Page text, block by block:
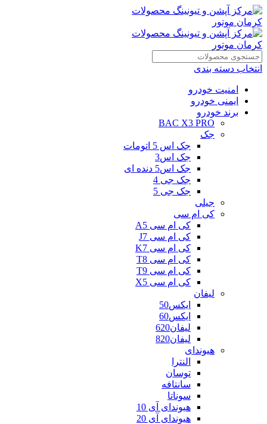
انتخاب دسته بندی
امنیت خودرو
ایمنی خودرو
برند خودرو
BAC X3 PRO
جک
جک اس 5 اتومات
جک اس3
جک اس5 دنده ای
جک جی 4
جک جی 5
جیلی
کی ام سی
کی ام سی A5
کی ام سی J7
کی ام سی K7
کی ام سی T8
کی ام سی T9
کی ام سی X5
لیفان
ایکس50
ایکس60
لیفان620
لیفان820
هیوندای
النترا
توسان
سانتافه
سوناتا
هیوندای آی 10
هیوندای آی 20